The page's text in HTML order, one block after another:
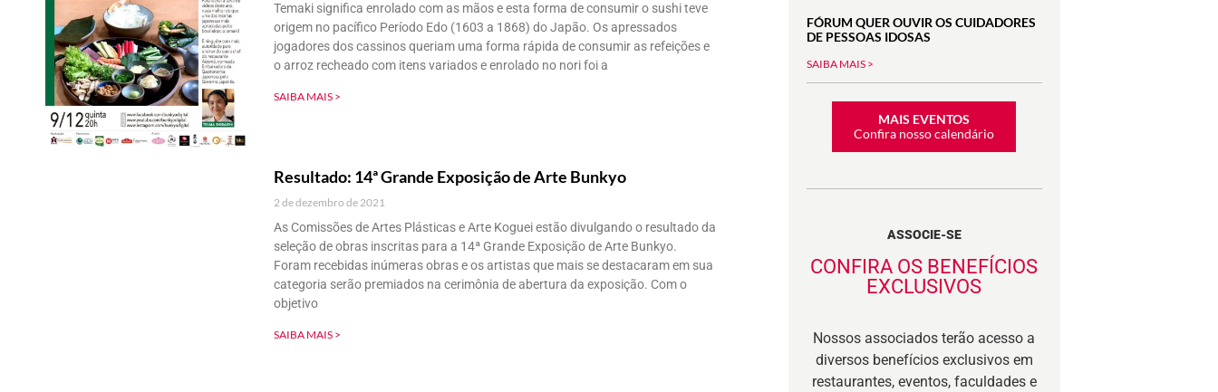
Temaki significa enrolado com as mãos e esta forma de consumir o sushi teve
origem no pacífico Período Edo (1603 a 1868) do Japão. Os apressados
jogadores dos cassinos queriam uma forma rápida de consumir as refeições e
o arroz recheado com itens variados e enrolado no nori foi a
SAIBA MAIS >
Resultado: 14ª Grande Exposição de Arte Bunkyo
2 de dezembro de 2021
As Comissões de Artes Plásticas e Arte Koguei estão divulgando o resultado da
seleção de obras inscritas para a 14ª Grande Exposição de Arte Bunkyo.
Foram recebidas inúmeras obras e os artistas que mais se destacaram em sua
categoria serão premiados na cerimônia de abertura da exposição. Com o
objetivo
SAIBA MAIS >
FÓRUM QUER OUVIR OS CUIDADORES
DE PESSOAS IDOSAS
SAIBA MAIS >
MAIS EVENTOS
Confira nosso calendário
ASSOCIE-SE
CONFIRA OS BENEFÍCIOS
EXCLUSIVOS
Nossos associados terão acesso a
diversos benefícios exclusivos em
restaurantes, eventos, faculdades e